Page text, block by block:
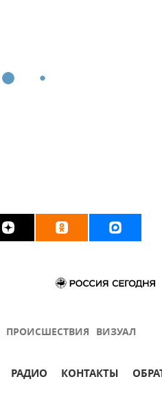
ПРОИСШЕСТВИЯ ВИЗУАЛ
РАДИО КОНТАКТЫ